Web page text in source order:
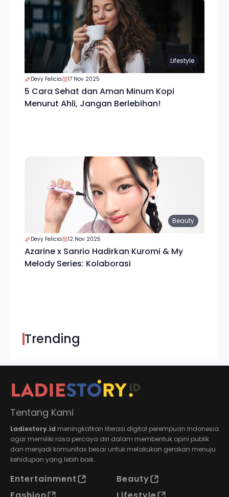
Lifestyle
Devy Felicia 17 Nov 2025
5 Cara Sehat dan Aman Minum Kopi
Menurut Ahli, Jangan Berlebihan!
Beauty
Devy Felicia 12 Nov 2025
Azarine x Sanrio Hadirkan Kuromi & My
Melody Series: Kolaborasi
Trending
Tentang Kami
Ladiestory.id meningkatkan literasi digital perempuan Indonesia
agar memiliki rasa percaya diri dalam membentuk opini publik
dan menjadi komunitas besar untuk melakukan gerakan menuju
kehidupan yang lebih baik.
Entertainment
Beauty